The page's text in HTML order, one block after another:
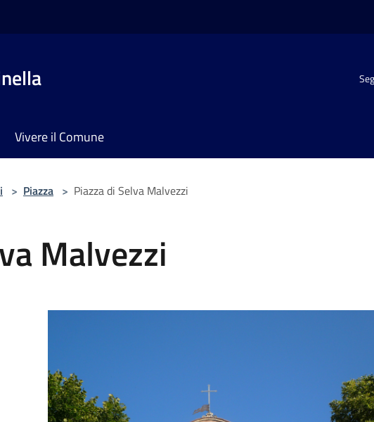
Vivere il Comune
> Piazza > Piazza di Selva Malvezzi
Malvezzi